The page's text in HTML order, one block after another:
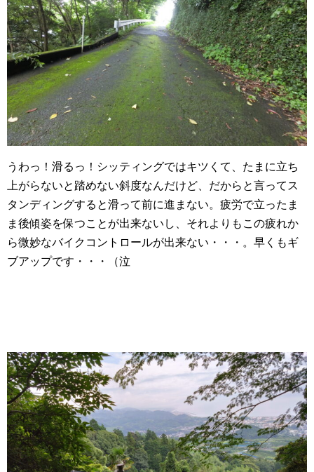
うわっ！滑るっ！シッティングではキツくて、たまに立ち
上がらないと踏めない斜度なんだけど、だからと言ってス
タンディングすると滑って前に進まない。疲労で立ったま
ま後傾姿を保つことが出来ないし、それよりもこの疲れか
ら微妙なバイクコントロールが出来ない・・・。早くもギ
ブアップです・・・（泣